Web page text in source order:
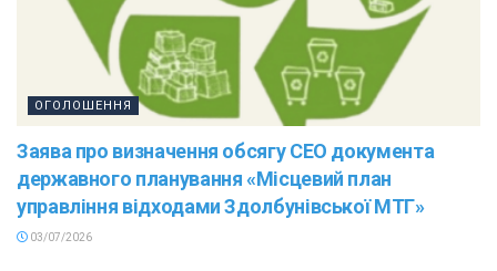
ОГОЛОШЕННЯ
Заява про визначення обсягу СЕО документа
державного планування «Місцевий план
управління відходами Здолбунівської МТГ»
03/07/2026